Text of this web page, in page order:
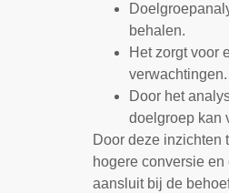
behalen.
Het zorgt voor
verwachtingen.
Door het
doelgroep kan
Door deze inzichten
hogere conversie
aansluit bij de